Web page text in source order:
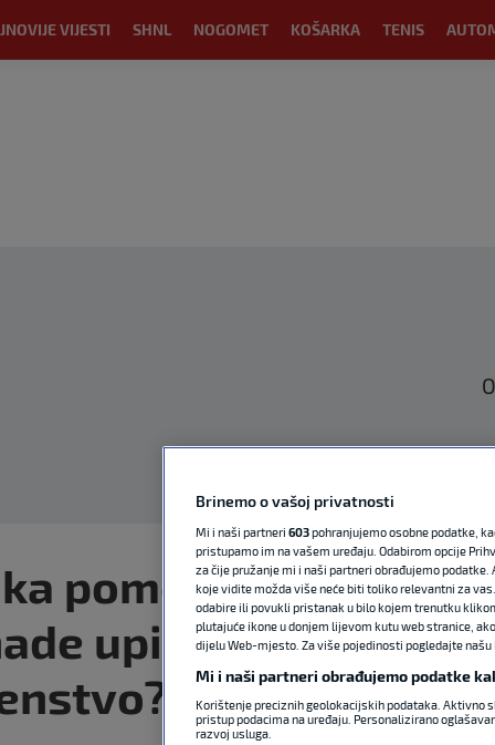
VIJESTI SHNL NOGOMET KOŠARKA TENIS
pomoć za BiH:
upitan za Svjetsko
Brinemo o vašoj privatnosti
Mi i naši partneri 603pohranjujemo osobne podatke,
pristupamo im na vašem uređaju. Odabirom opcije
za čije pružanje mi i naši partneri obrađujemo
koje vidite možda više neće biti toliko relevantni za
odabire ili povukli pristanak u bilo kojem trenutku
plutajuće ikone u donjem lijevom kutu web stranice,
dijelu Web-mjesto. Za više pojedinosti pogledajte našu
Mi i naši partneri obrađujemo podatke
Korištenje preciznih geolokacijskih podataka.
pristup podacima na uređaju. Personalizirano
razvoj usluga.